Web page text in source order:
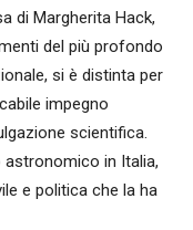
di Margherita Hack,
del più profondo
si è distinta per
impegno
scientifica.
in Italia,
e politica che la ha